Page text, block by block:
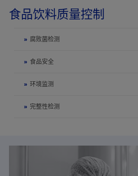
食品饮料质量控制
» 腐败菌检测
» 食品安全
» 环境监测
» 完整性检测